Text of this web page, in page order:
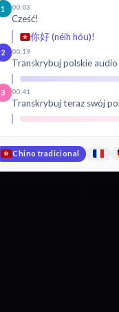
1 00:03
Cześć!
你好 (néih hóu)!
2 00:19
Transkrybuj polskie audio
3 00:41
Transkrybuj teraz swój
Chino tradicional